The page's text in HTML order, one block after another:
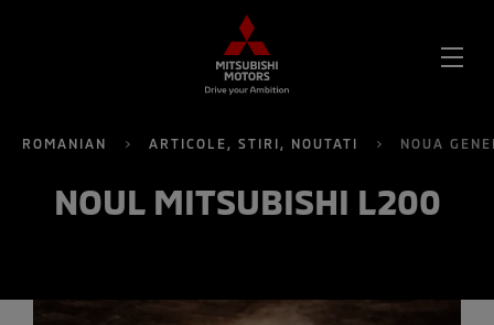
ROMANIAN ARTICOLE, STIRI, NOUTATI NOUA
NOUL MITSUBISHI L200